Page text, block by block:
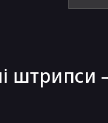
штрипси